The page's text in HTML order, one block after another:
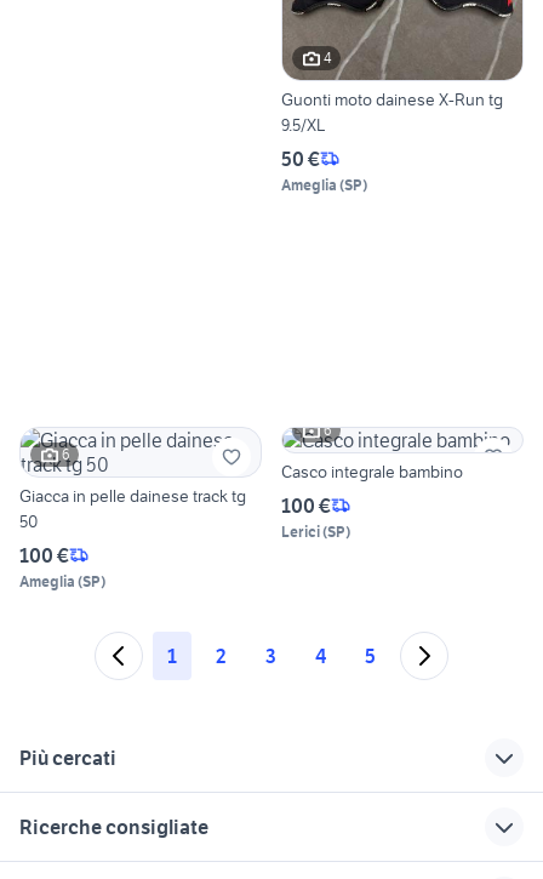
4
Guonti moto dainese X-Run tg
9.5/XL
50 €
Ameglia (SP)
6
Giacca in pelle dainese track tg
50
100 €
Ameglia (SP)
6
Casco integrale bambino
100 €
Lerici(SP)
1 2 3 4 5
Più cercati
Ricerche consigliate